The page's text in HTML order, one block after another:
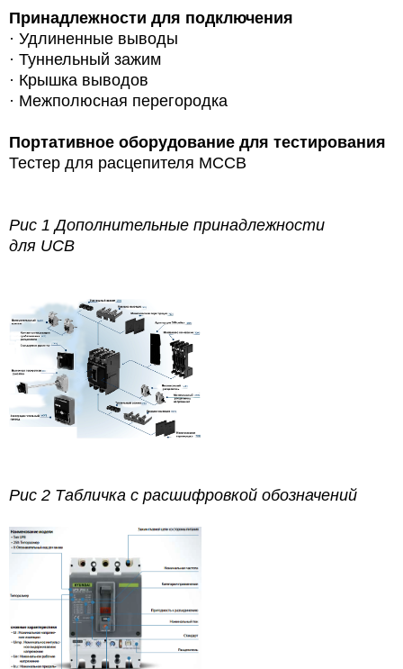
Принадлежности для подключения
· Удлиненные выводы
· Туннельный зажим
· Крышка выводов
· Межполюсная перегородка
Портативное оборудование для тестирования
Тестер для расцепителя MCCB
Рис 1 Дополнительные принадлежности
для UCB
Рис 2 Табличка с расшифровкой обозначений